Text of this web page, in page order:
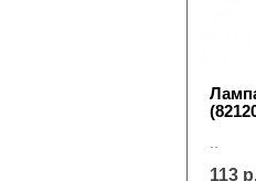
113